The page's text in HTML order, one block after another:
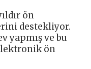
ön
destekliyor.
yapmış ve bu
ön